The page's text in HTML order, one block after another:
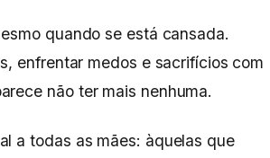
quando se está cansada.
enfrentar medos e sacrifícios com
não ter mais nenhuma.
a todas as mães: àquelas que